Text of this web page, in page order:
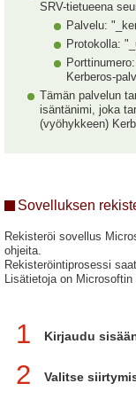
SRV-tietueena
Palvelu:
Protokolla:
Kerberos-
Tämän palvelun
isäntänimi, joka
(vyöhykkeen)
Sovelluksen
Rekisteröi sovellus
ohjeita.
Rekisteröintiprosessi
Lisätietoja on
1 Kirjaudu
2 Valitse